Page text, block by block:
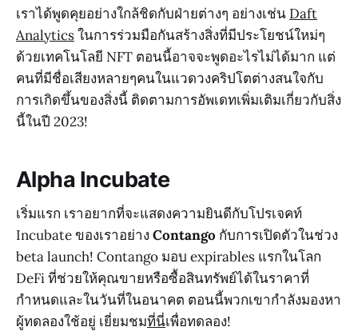
เราได้พูดคุยอย่างใกล้ชิดกับฝ่ายต่างๆ อย่างเช่น Daft
Analyticsในการร่วมมือกันสร้างสิ่งที่มีประโยชน์ใหม่ๆ
ด้วยเทคโนโลยี NFT ตอนนี้อาจจะพูดอะไรไม่ได้มาก แต่
คนที่มีชื่อเสียงหลายๆคนในแวดวงคริปโตต่างสนใจกับ
การเกิดขึ้นของสิ่งนี้ ติดตามการอัพเดทเพิ่มเติมเกี่ยวกับสิ่ง
นี้ในปี 2023!
Alpha Incubate
เริ่มแรก เราอยากที่จะแสดงความยินดีกับโปรเจคท์
Incubate ของเราอย่าง Contango กับการเปิดตัวในช่วง
beta launch! Contango มอบ expirables แรกในโลก
DeFi ที่ช่วยให้คุณขายหรือซื้อสินทรัพย์ได้ในราคาที่
กำหนดและในวันที่ในอนาคต ตอนนี้พวกเขากำลังมองหา
ผู้ทดลองใช้อยู่ เยี่ยมชมที่นี่เพื่อทดลอง!